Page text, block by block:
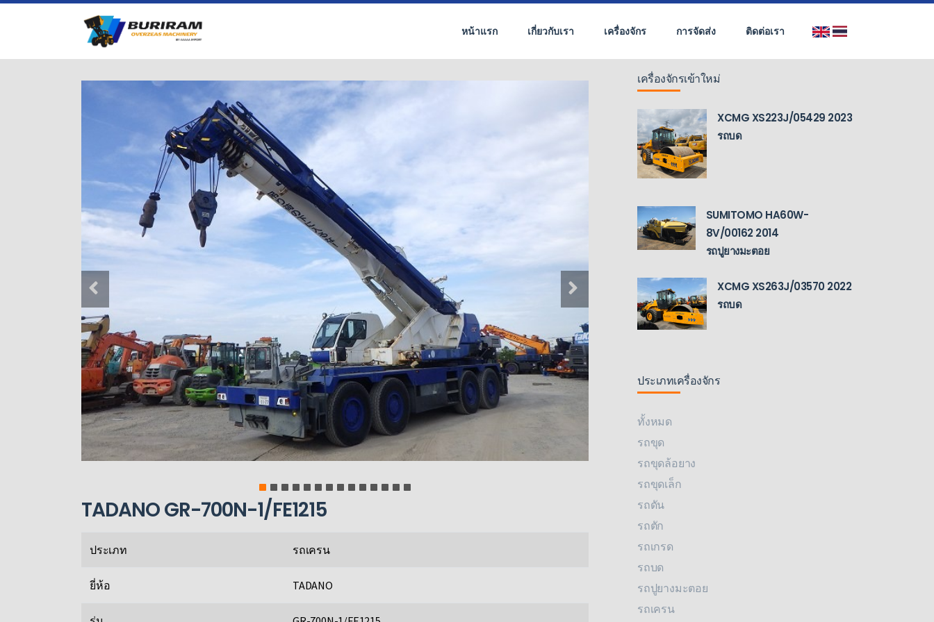
หน้าแรก เกี่ยวกับเรา เครื่องจักร การจัดส่ง ติดต่อเรา
TADANO GR-700N-1/FE1215
ประเภท รถเครน
ยี่ห้อ TADANO
เครื่องจักรเข้าใหม่
XCMG XS223J/05429 2023
รถบด
SUMITOMO HA60W-
8V/00162 2014
รถปูยางมะตอย
XCMG XS263J/03570 2022
รถบด
ประเภทเครื่องจักร
ทั้งหมด
รถขุด
รถขุดล้อยาง
รถขุดเล็ก
รถดัน
รถตัก
รถเกรด
รถบด
รถปูยางมะตอย
รถเครน